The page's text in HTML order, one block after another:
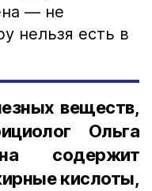
— не
нельзя есть в
веществ,
Ольга
содержит
кислоты,